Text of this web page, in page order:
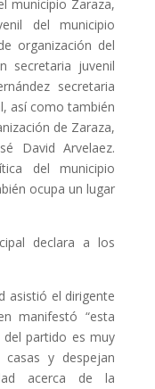
municipio Zaraza,
del municipio
organización del
secretaria juvenil
secretaria
así como también
de Zaraza,
David Arvelaez.
del municipio
ocupa un lugar
asistió el dirigente
manifestó “esta
del partido es muy
y despejan
acerca de la